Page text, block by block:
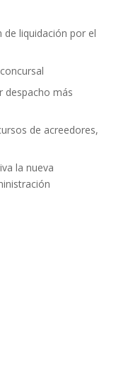
de liquidación por el
despacho más
de acreedores,
la nueva